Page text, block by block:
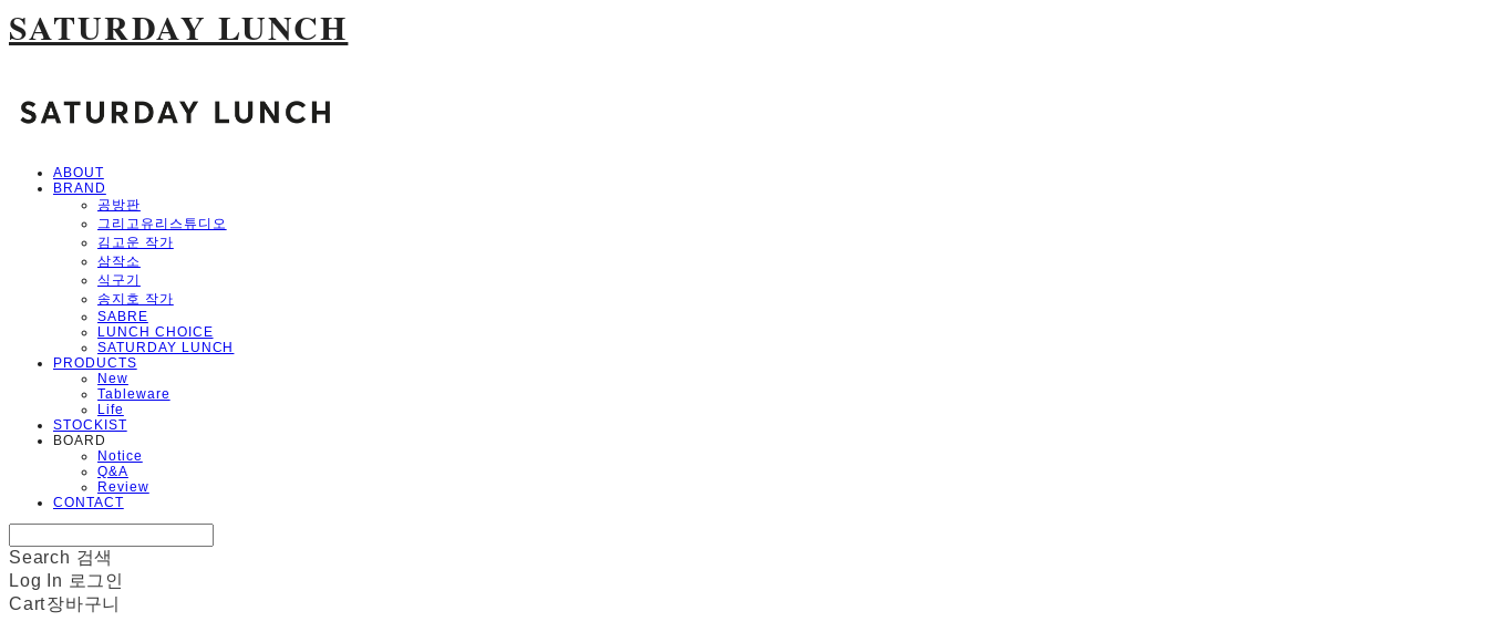
SATURDAY LUNCH
ABOUT
BRAND
공방판
그리고유리스튜디오
김고운 작가
삼작소
식구기
송지호 작가
SABRE
LUNCH CHOICE
SATURDAY LUNCH
PRODUCTS
New
Tableware
Life
STOCKIST
BOARD
Notice
Q&A
Review
CONTACT
Search 검색
Log In 로그인
Cart장바구니